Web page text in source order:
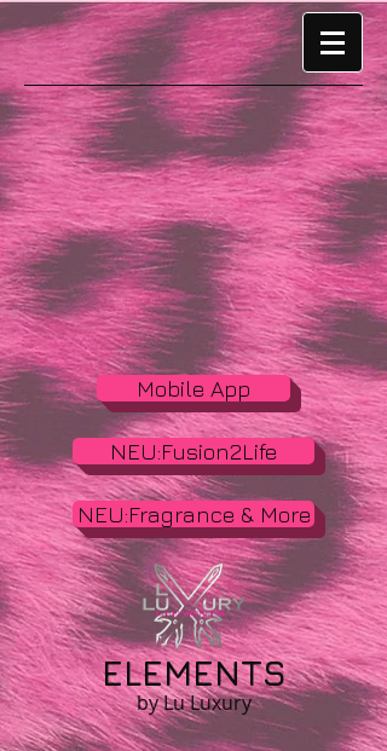
Mobile App
NEU:Fusion2Life
NEU:Fragrance & More
ELEMENTS
by Lu Luxury